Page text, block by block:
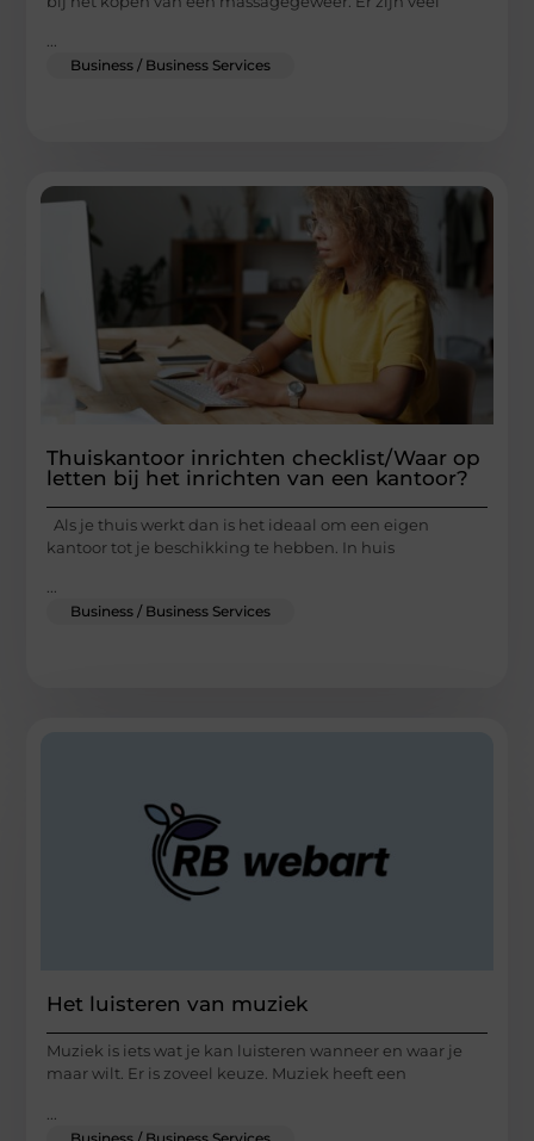
Business / Business Services
Thuiskantoor inrichten checklist/Waar op
letten bij het inrichten van een kantoor?
Als je thuis werkt dan is het ideaal om een eigen
kantoor tot je beschikking te hebben. In huis
...
Business / Business Services
Het luisteren van muziek
Muziek is iets wat je kan luisteren wanneer en waar je
maar wilt. Er is zoveel keuze. Muziek heeft een